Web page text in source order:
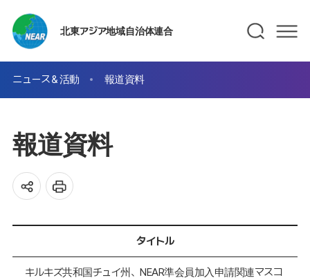
北東アジア地域自治体連合
ニュース＆活動 報道資料
報道資料
タイトル
キルキズ共和国チュイ州、NEAR準会員加入申請関連マスコ